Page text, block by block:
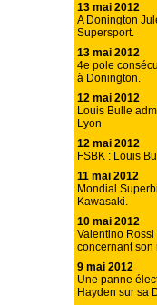
13 mai 2012
A Donington
Supersport.
13 mai 2012
4e pole
à Donington.
12 mai 2012
Louis Bulle
Lyon
12 mai 2012
FSBK : Louis
11 mai 2012
Mondial
Kawasaki.
10 mai 2012
Valentino
concernant son
9 mai 2012
Une panne
Hayden sur sa